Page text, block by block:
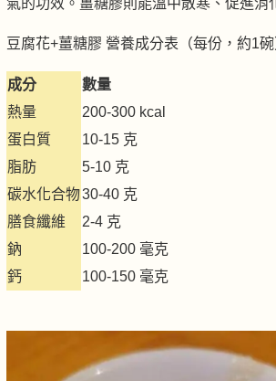
氣的功效。薑糖膠則能溫中散寒、促進消
豆腐花+薑糖膠 營養成分表（每份，約1碗
成分
數量
熱量
200-300 kcal
蛋白質
10-15 克
脂肪
5-10 克
碳水化合物30-40 克
膳食纖維
2-4 克
鈉
100-200 毫克
鈣
100-150 毫克